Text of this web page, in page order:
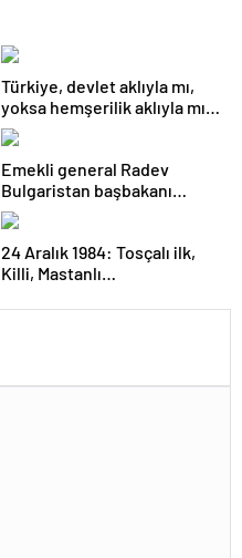
Türkiye, devlet aklıyla mı,
yoksa hemşerilik aklıyla mı
yönetiliyor?
Emekli general Radev
Bulgaristan başbakanı
olabilecek mi?
24 Aralık 1984: Tosçalı ilk,
Killi, Mastanlı…